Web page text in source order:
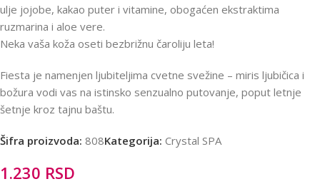
ulje jojobe, kakao puter i vitamine, obogaćen ekstraktima
ruzmarina i aloe vere.
Neka vaša koža oseti bezbrižnu čaroliju leta!
Fiesta je namenjen ljubiteljima cvetne svežine – miris ljubičica i
božura vodi vas na istinsko senzualno putovanje, poput letnje
šetnje kroz tajnu baštu.
Šifra proizvoda: 808Kategorija: Crystal SPA
1.230 RSD